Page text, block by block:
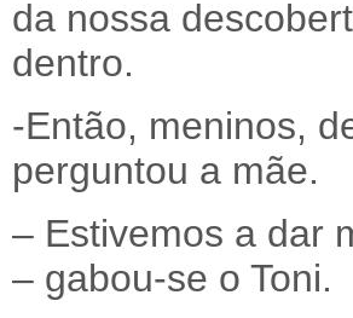
da nossa
dentro.
-Então, meninos,
perguntou a mãe.
– Estivemos a dar
– gabou-se o Toni.